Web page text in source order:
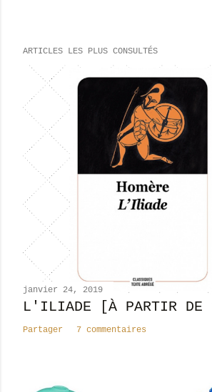
g
t
r
c
m
n
t
i
ARTICLES LES PLUS CONSULTÉS
janvier 24, 2019
L'ILIADE [À PARTIR DE
Partager 7 commentaires